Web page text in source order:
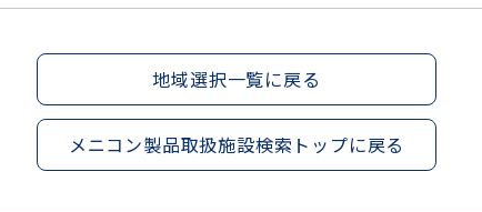
地域選択一覧に戻る
メニコン製品取扱施設検索トップに戻る